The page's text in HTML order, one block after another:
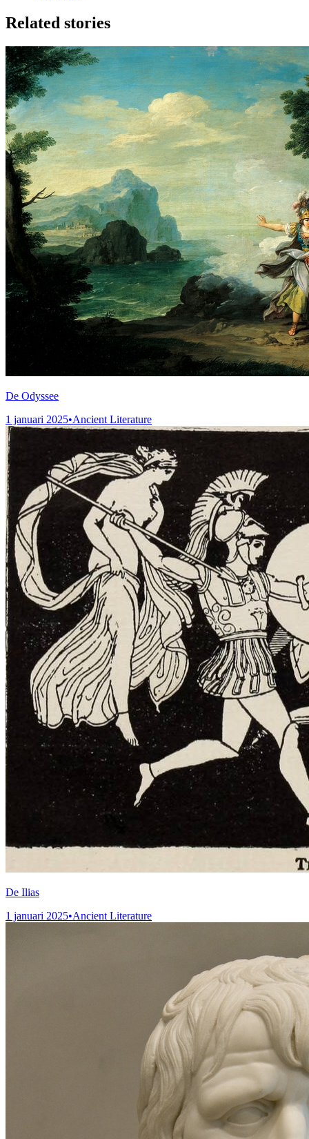
Related stories
De Odyssee
1 januari 2025•Ancient Literature
De Ilias
1 januari 2025•Ancient Literature